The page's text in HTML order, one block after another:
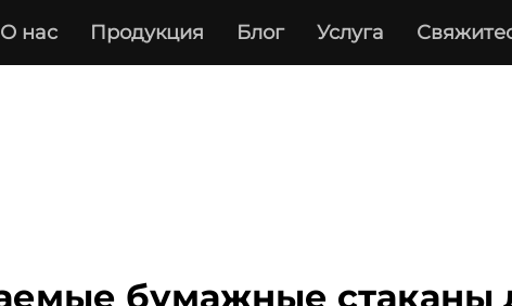
О нас Продукция Блог Услуга
бумажные стаканы